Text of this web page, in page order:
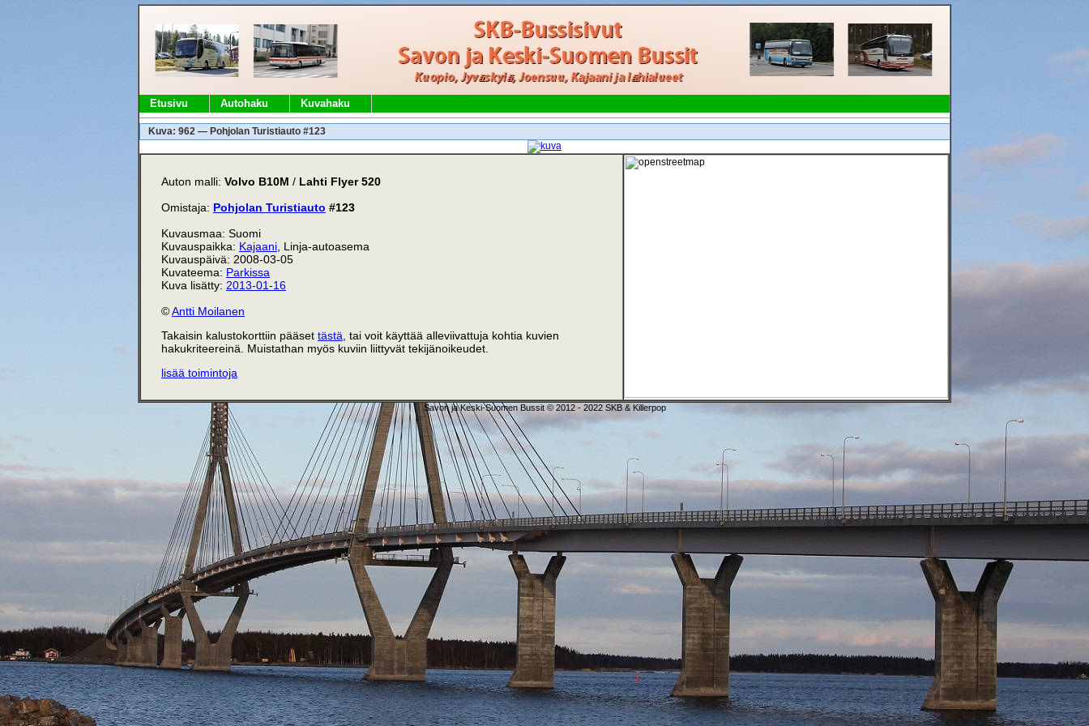
Etusivu Autohaku Kuvahaku
Kuva: 962 — Pohjolan Turistiauto #123
Auton malli: Volvo B10M / Lahti Flyer 520
Omistaja: Pohjolan Turistiauto #123
Kuvausmaa: Suomi
Kuvauspaikka: Kajaani , Linja-autoasema
Kuvauspäivä: 2008-03-05
Kuvateema: Parkissa
Kuva lisätty: 2013-01-16
©Antti Moilanen
Takaisin kalustokorttiin pääset tästä , tai voit käyttää alleviivattuja kohtia kuvien
hakukriteereinä. Muistathan myös kuviin liittyvät tekijänoikeudet.
lisää toimintoja
Savon ja Keski-Suomen Bussit © 2012 - 2022 SKB & Killerpop